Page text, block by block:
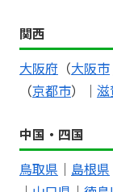
関西
大阪府 （大阪市
（京都市）｜ 滋
中国・四国
鳥取県 ｜ 島根県